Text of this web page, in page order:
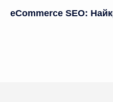
eCommerce SEO: